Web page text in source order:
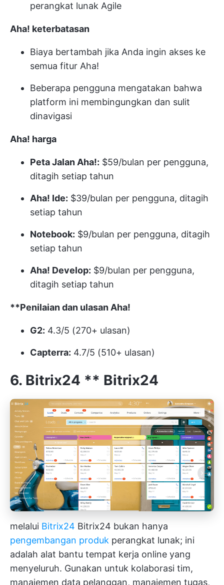
perangkat lunak Agile
Aha! keterbatasan
Biaya bertambah jika Anda ingin akses ke
semua fitur Aha!
Beberapa pengguna mengatakan bahwa
platform ini membingungkan dan sulit
dinavigasi
Aha! harga
Peta Jalan Aha!: $59/bulan per pengguna,
ditagih setiap tahun
Aha! Ide: $39/bulan per pengguna, ditagih
setiap tahun
Notebook: $9/bulan per pengguna, ditagih
setiap tahun
Aha! Develop: $9/bulan per pengguna,
ditagih setiap tahun
**Penilaian dan ulasan Aha!
G2: 4.3/5 (270+ ulasan)
Capterra: 4.7/5 (510+ ulasan)
6. Bitrix24 ** Bitrix24
melalui Bitrix24 Bitrix24 bukan hanya
pengembangan produk perangkat lunak; ini
adalah alat bantu tempat kerja online yang
menyeluruh. Gunakan untuk kolaborasi tim,
manajemen data pelanggan, manajemen tugas,